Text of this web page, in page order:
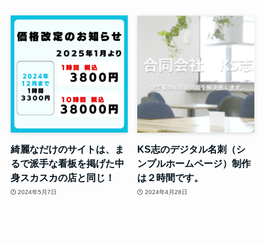
綺麗なだけのサイトは、ま
るで派手な看板を掲げた中
身スカスカの店と同じ！
2024年5月7日
KS志のデジタル名刺（シ
ンプルホームページ）制作
は２時間です。
2024年4月28日